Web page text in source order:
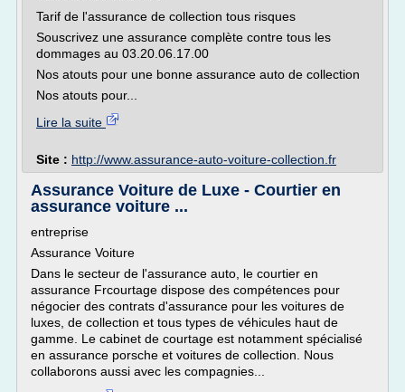
Tarif de l'assurance de collection tous risques
Souscrivez une assurance complète contre tous les
dommages au 03.20.06.17.00
Nos atouts pour une bonne assurance auto de collection
Nos atouts pour...
Lire la suite
Site : http://www.assurance-auto-voiture-collection.fr
Assurance Voiture de Luxe - Courtier en
assurance voiture ...
entreprise
Assurance Voiture
Dans le secteur de l'assurance auto, le courtier en
assurance Frcourtage dispose des compétences pour
négocier des contrats d'assurance pour les voitures de
luxes, de collection et tous types de véhicules haut de
gamme. Le cabinet de courtage est notamment spécialisé
en assurance porsche et voitures de collection. Nous
collaborons aussi avec les compagnies...